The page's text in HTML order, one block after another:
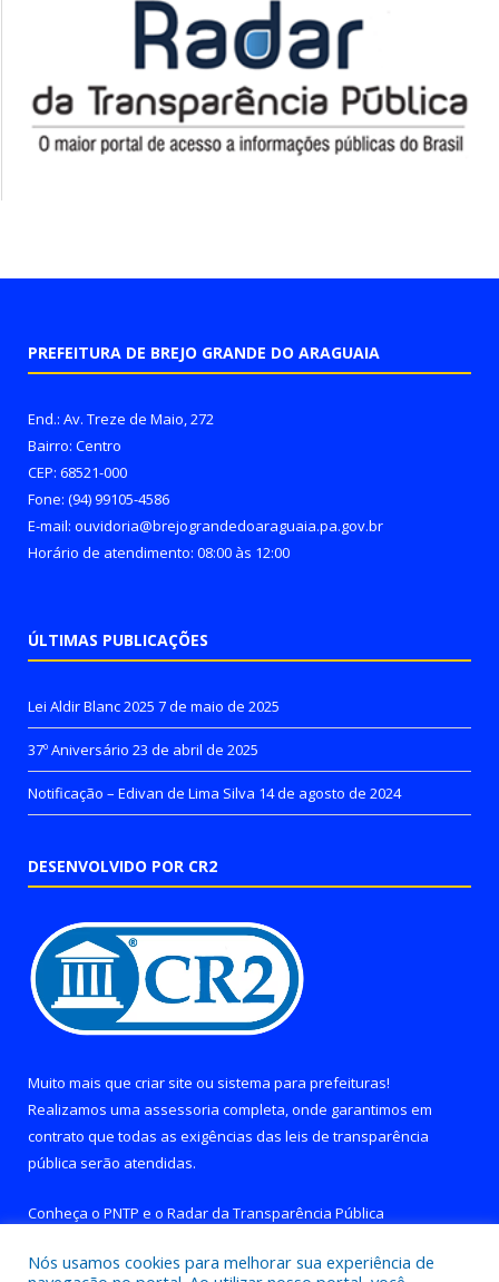
PREFEITURA DE BREJO GRANDE DO ARAGUAIA
End.: Av. Treze de Maio, 272
Bairro: Centro
CEP: 68521-000
Fone: (94) 99105-4586
E-mail: ouvidoria@brejograndedoaraguaia.pa.gov.br
Horário de atendimento: 08:00 às 12:00
ÚLTIMAS PUBLICAÇÕES
Lei Aldir Blanc 2025 7 de maio de 2025
37º Aniversário 23 de abril de 2025
Notificação – Edivan de Lima Silva 14 de agosto de 2024
DESENVOLVIDO POR CR2
Muito mais que criar site ou sistema para prefeituras!
Realizamos uma assessoria completa, onde garantimos em
contrato que todas as exigências das leis de transparência
pública serão atendidas.
Conheça o PNTP e o Radar da Transparência Pública
Nós usamos cookies para melhorar sua experiência de